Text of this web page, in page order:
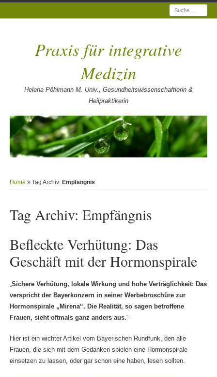
Suche
Praxis für integrative
Medizin
Helena Pöhlmann M. Univ., Gesundheitswissenschaftlerin &
Heilpraktikerin
Home » Tag Archiv: Empfängnis
Tag Archiv: Empfängnis
Befleckte Verhütung: Das
Geschäft mit der Hormonspirale
„Sichere Verhütung, lokale Wirkung und hohe Verträglichkeit: Das
verspricht der Bayerkonzern in seiner Werbebroschüre zur
Hormonspirale „Mirena“. Die Realität, so sagen betroffene
Frauen, sieht oftmals ganz anders aus.“
Hier ist ein wichter Artikel vom Bayerischen Rundfunk, den alle
Frauen, die sich mit dem Gedanken spielen eine Hormonspirale
einsetzen zu lassen, oder gar schon eine haben, lesen sollten.